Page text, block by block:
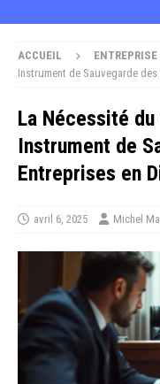
ACCUEIL ENTREPRISE
Instrument de Sauvegarde
La Nécessité
Instrument de
Entreprises en
avril 6, 2025 Michel